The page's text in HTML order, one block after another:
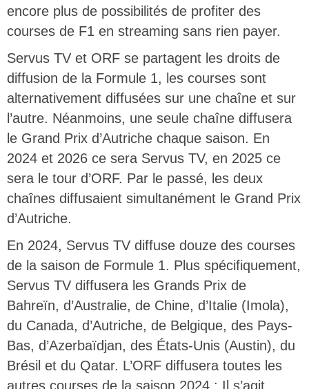
encore plus de possibilités de profiter des
courses de F1 en streaming sans rien payer.
Servus TV et ORF se partagent les droits de
diffusion de la Formule 1, les courses sont
alternativement diffusées sur une chaîne et sur
l’autre. Néanmoins, une seule chaîne diffusera
le Grand Prix d’Autriche chaque saison. En
2024 et 2026 ce sera Servus TV, en 2025 ce
sera le tour d’ORF. Par le passé, les deux
chaînes diffusaient simultanément le Grand Prix
d’Autriche.
En 2024, Servus TV diffuse douze des courses
de la saison de Formule 1. Plus spécifiquement,
Servus TV diffusera les Grands Prix de
Bahreïn, d’Australie, de Chine, d’Italie (Imola),
du Canada, d’Autriche, de Belgique, des Pays-
Bas, d’Azerbaïdjan, des États-Unis (Austin), du
Brésil et du Qatar. L’ORF diffusera toutes les
autres courses de la saison 2024 : Il s’agit